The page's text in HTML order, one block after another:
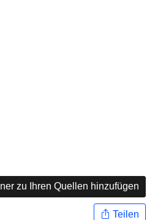
zu Ihren Quellen hinzufügen
Teilen